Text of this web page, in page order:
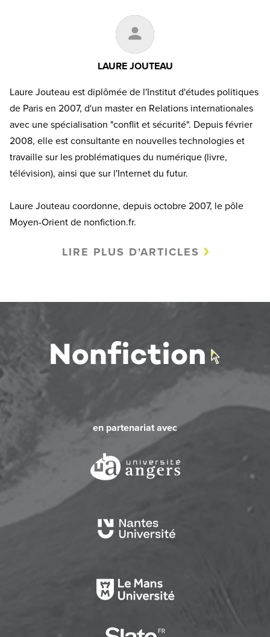
LAURE JOUTEAU
Laure Jouteau est diplômée de l'Institut d'études politiques
de Paris en 2007, d'un master en Relations internationales
avec une spécialisation "conflit et sécurité". Depuis février
2008, elle est consultante en nouvelles technologies et
travaille sur les problématiques du numérique (livre,
télévision), ainsi que sur l'Internet du futur.
Laure Jouteau coordonne, depuis octobre 2007, le pôle
Moyen-Orient de nonfiction.fr.
LIRE PLUS D'ARTICLES
en partenariat avec